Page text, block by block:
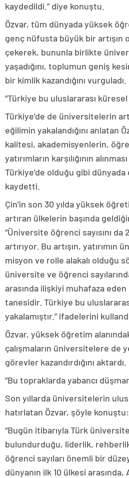
kaydedildi.” diye konuştu.
Özvar, tüm dünyada yüksek
genç nüfusta büyük bir artışın
çekerek, bununla birlikte
yaşadığını, toplumun geniş
bir kimlik kazandığını vurguladı.
“Türkiye bu uluslararası küresel
Türkiye’de de üniversitelerin
eğilimin yakalandığını anlatan
kalitesi, akademisyenlerin,
yatırımların karşılığının
Türkiye’de olduğu gibi dünyada
kaydetti.
Çin’in son 30 yılda yüksek
artıran ülkelerin başında
“Üniversite öğrenci sayısını
artırıyor. Bu artışın,
misyon ve rolle alakalı olduğu
üniversite ve öğrenci
arasında ilişkiyi muhafaza
tanesidir. Türkiye bu
yakalamıştır.” ifadelerini
Özvar, yüksek öğretim
çalışmaların üniversitelere de
görevler kazandırdığını aktardı.
“Bu topraklarda yabancı
Son yıllarda üniversitelerin
hatırlatan Özvar, şöyle konuştu:
“Bugün itibarıyla Türk
bulundurduğu, liderlik, rehberlik
öğrenci sayıları önemli bir
dünyanın ilk 10 ülkesi arasında,